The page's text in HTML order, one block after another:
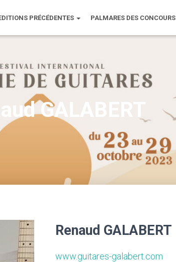
PRÉCÉDENTES PALMARES DES CONCOURS
GALABERT
Renaud GALABERT
www.guitares-galabert.com